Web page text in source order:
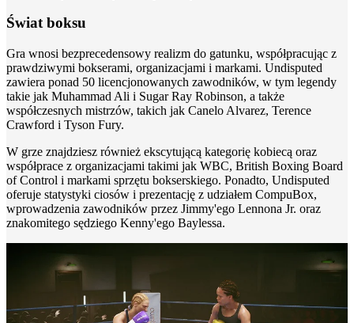
Świat boksu
Gra wnosi bezprecedensowy realizm do gatunku, współpracując z
prawdziwymi bokserami, organizacjami i markami. Undisputed
zawiera ponad 50 licencjonowanych zawodników, w tym legendy
takie jak Muhammad Ali i Sugar Ray Robinson, a także
współczesnych mistrzów, takich jak Canelo Alvarez, Terence
Crawford i Tyson Fury.
W grze znajdziesz również ekscytującą kategorię kobiecą oraz
współprace z organizacjami takimi jak WBC, British Boxing Board
of Control i markami sprzętu bokserskiego. Ponadto, Undisputed
oferuje statystyki ciosów i prezentację z udziałem CompuBox,
wprowadzenia zawodników przez Jimmy'ego Lennona Jr. oraz
znakomitego sędziego Kenny'ego Baylessa.